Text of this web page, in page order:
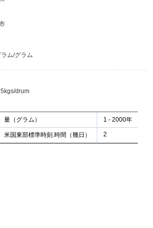
ム/グラム
drum
量（グラム） 1 - 2000年
米国東部標準時刻.時間（幾日） 2